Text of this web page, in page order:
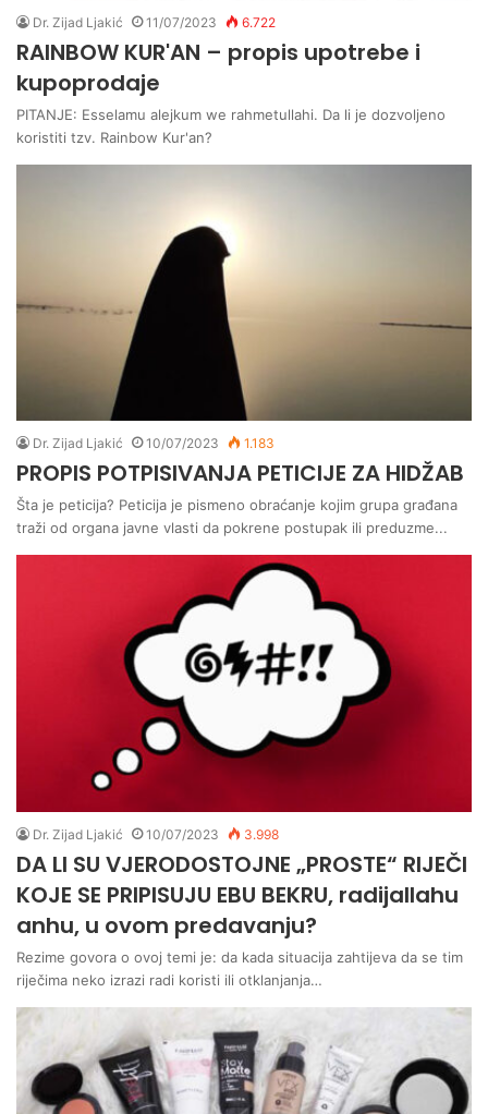
Dr. Zijad Ljakić 11/07/2023 6.722
RAINBOW KUR'AN – propis upotrebe i
kupoprodaje
PITANJE: Esselamu alejkum we rahmetullahi. Da li je dozvoljeno
koristiti tzv. Rainbow Kur'an?
Dr. Zijad Ljakić 10/07/2023 1.183
PROPIS POTPISIVANJA PETICIJE ZA HIDŽAB
Šta je peticija? Peticija je pismeno obraćanje kojim grupa građana
traži od organa javne vlasti da pokrene postupak ili preduzme...
Dr. Zijad Ljakić 10/07/2023 3.998
DA LI SU VJERODOSTOJNE „PROSTE“ RIJEČI
KOJE SE PRIPISUJU EBU BEKRU, radijallahu
anhu, u ovom predavanju?
Rezime govora o ovoj temi je: da kada situacija zahtijeva da se tim
riječima neko izrazi radi koristi ili otklanjanja…